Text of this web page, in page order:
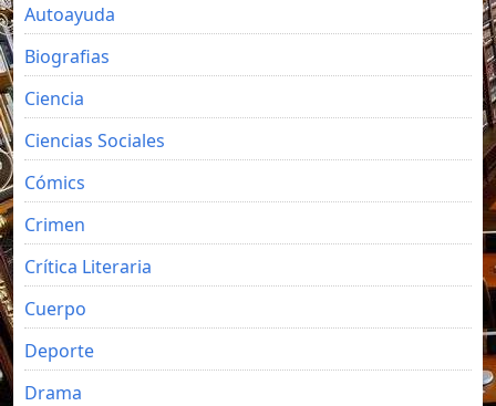
Autoayuda
Biografias
Ciencia
Ciencias Sociales
Cómics
Crimen
Crítica Literaria
Cuerpo
Deporte
Drama